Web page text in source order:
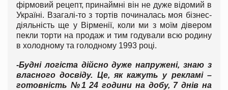
фірмовий рецепт, принаймні він не дуже відомий в
Україні. Взагалі-то з тортів починалась моя бізнес-
діяльність ще у Вірменії, коли ми з моїм дівером
пекли торти на продаж и тим годували всю родину
в холодному та голодному 1993 році.
-Будні логіста дійсно дуже напружені, знаю з
власного досвіду. Це, як кажуть у рекламі –
готовність №1 24 години на добу, 7 днів на